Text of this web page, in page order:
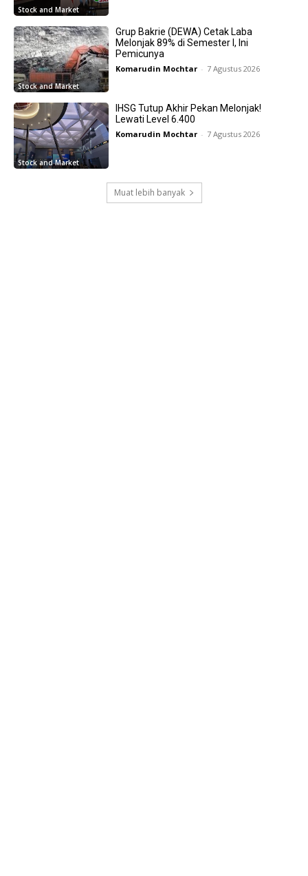
Stock and Market
Stock and Market
Grup Bakrie (DEWA) Cetak Laba
Melonjak 89% di Semester I, Ini
Pemicunya
Komarudin Mochtar - 7 Agustus 2026
Stock and Market
IHSG Tutup Akhir Pekan Melonjak!
Lewati Level 6.400
Komarudin Mochtar - 7 Agustus 2026
Muat lebih banyak